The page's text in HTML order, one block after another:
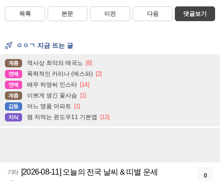
목록 본문 이전 다음 댓글보기
ㅇㅇㄱ 지금 뜨는 글
계층 역사상 최악의 매국노 [6]
연예 폭력적인 카리나 (에스파) [2]
연예 배우 하영씨 인스타 [14]
계층 이쁘게 생긴 꽃사슴 [1]
감동 어느 명품 아파트 [1]
지식 램 처먹는 윈도우11 기본앱 [13]
기타 [2026-08-11] 오늘의 전국 날씨 & 띠별 운세 0